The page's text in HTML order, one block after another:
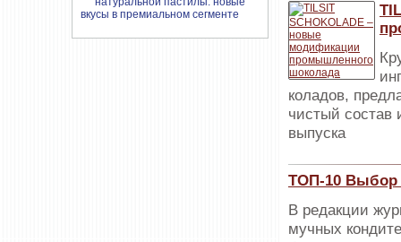
коладов,
чистый
выпуска
ТОП-10 Выбор
В редакции
мучных